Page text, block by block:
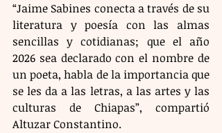
“Jaime Sabines conecta a través de su
literatura y poesía con las almas
sencillas y cotidianas; que el año
2026 sea declarado con el nombre de
un poeta, habla de la importancia que
se les da a las letras, a las artes y las
culturas de Chiapas”, compartió
Altuzar Constantino.